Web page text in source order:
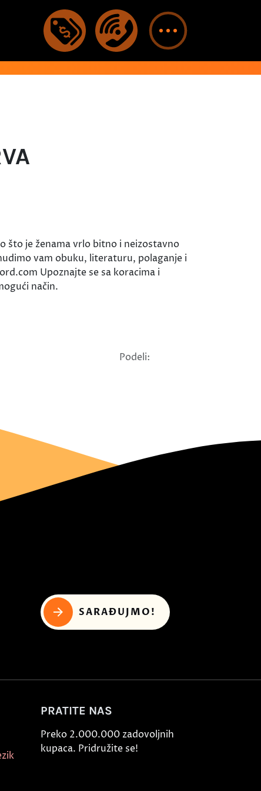
što je ženama vrlo bitno i neizostavno
vam obuku, literaturu, polaganje i
Upoznajte se sa koracima i
način.
Podeli:
SARAĐUJMO!
PRATITE NAS
Preko 2.000.000 zadovoljnih
kupaca. Pridružite se!